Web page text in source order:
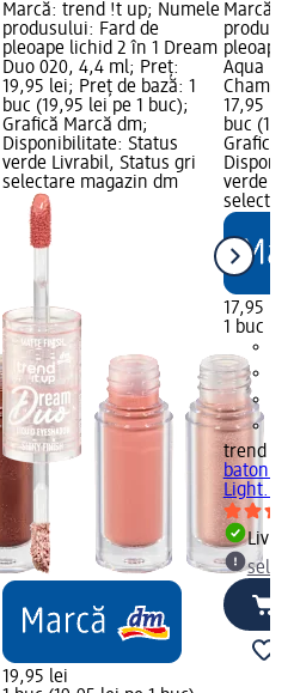
Marcă: trend !t up; Numele
produsului: Fard de
pleoape lichid 2 în 1 Dream
Duo 020, 4,4 ml; Preț:
19,95 lei; Preț de bază: 1
buc (19,95 lei pe 1 buc);
Grafică Marcă dm;
Disponibilitate: Status
verde Livrabil, Status gri
selectare magazin dm
19,95 lei
Marcă:
pleoape
Aqua
17,95
buc
Grafică
verde
17,95 lei
1 buc
trend !t
baton
Light...